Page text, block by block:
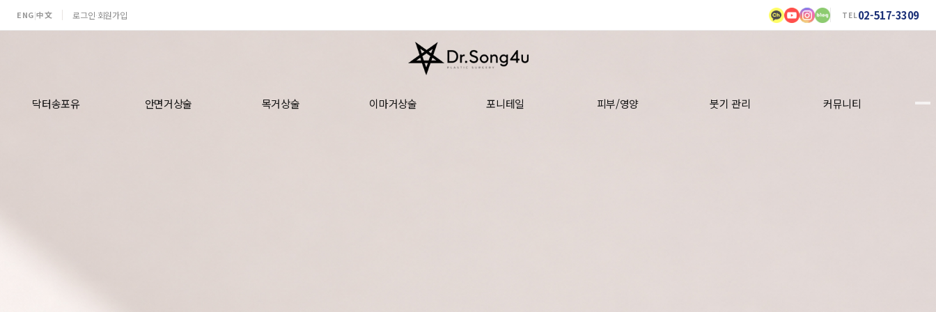
ENG|中文 로그인·회원가입 TEL 02-517-3309
닥터송포유 안면거상술 목거상술 이마거상술 포니테일 피부/영양 붓기 관리 커뮤니티